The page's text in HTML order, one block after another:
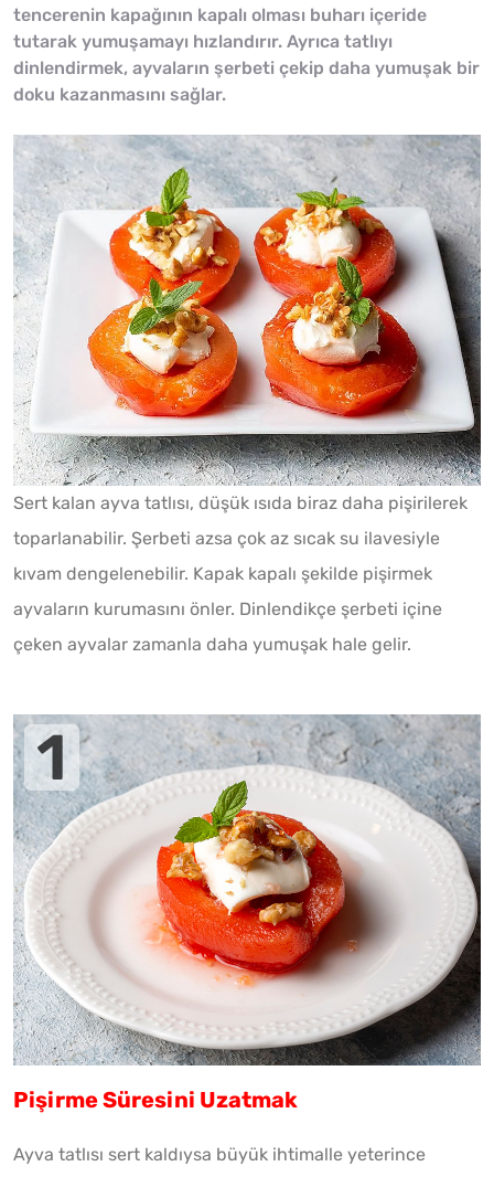
tencerenin kapağının kapalı olması buharı içeride
tutarak yumuşamayı hızlandırır. Ayrıca tatlıyı
dinlendirmek, ayvaların şerbeti çekip daha yumuşak bir
doku kazanmasını sağlar.
Sert kalan ayva tatlısı, düşük ısıda biraz daha pişirilerek
toparlanabilir. Şerbeti azsa çok az sıcak su ilavesiyle
kıvam dengelenebilir. Kapak kapalı şekilde pişirmek
ayvaların kurumasını önler. Dinlendikçe şerbeti içine
çeken ayvalar zamanla daha yumuşak hale gelir.
Pişirme Süresini Uzatmak
Ayva tatlısı sert kaldıysa büyük ihtimalle yeterince